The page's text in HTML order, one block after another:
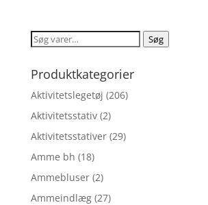
var:
kr. 179,00.
er:
kr. 107,40.
Søg
Søg
Produktkategorier
Aktivitetslegetøj (206)
Aktivitetsstativ (2)
Aktivitetsstativer (29)
Amme bh (18)
Ammebluser (2)
Ammeindlæg (27)